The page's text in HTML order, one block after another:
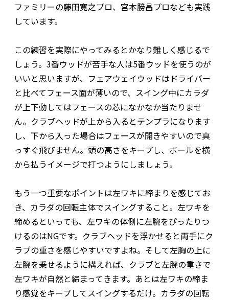
ファミリーの藤田寛之プロ、宮本勝昌プロなども実践
しています。
この練習を実際にやってみるとかなり難しく感じるで
しょう。3番ウッドが苦手な人は5番ウッドを使うのが
いいと思いますが、フェアウェイウッドはドライバー
と比べてフェース面が薄いので、スイング中にカラダ
が上下動してはフェースの芯になかなか当たりませ
ん。クラブヘッドが上から入るとテンプラになります
し、下から入った場合はフェースが開きやすいので真
っすぐ飛びません。頭の高さをキープし、ボールを横
から払うイメージで打つようにしましょう。
もう一つ重要なポイントは左ワキに締まりを感じてお
き、カラダの回転主体でスイングすること。左ワキを
締めるといっても、左ワキの体側に左腕をぴったりつ
けるのはNGです。クラブヘッドを浮かせると両手にク
ラブの重さを感じやすいですよね。そして左胸の上に
左腕を乗せるように構えれば、クラブと左腕の重さで
左ワキが自然と締まってきます。あとは左ワキの締ま
り感覚をキープしてスイングするだけ。カラダの回転